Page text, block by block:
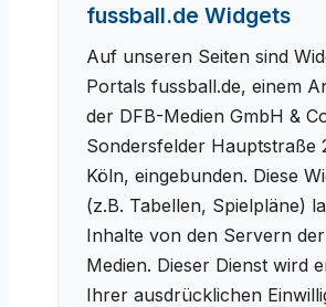
fussball.de Widgets
Auf unseren Seiten sind
Portals fussball.de, einem
der DFB-Medien GmbH &
Sondersfelder Hauptstraße
Köln, eingebunden. Diese
(z.B. Tabellen, Spielpläne)
Inhalte von den Servern
Medien. Dieser Dienst wird
Ihrer ausdrücklichen